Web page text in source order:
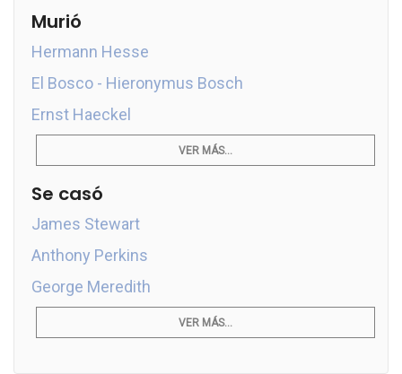
Murió
Hermann Hesse
El Bosco - Hieronymus Bosch
Ernst Haeckel
VER MÁS...
Se casó
James Stewart
Anthony Perkins
George Meredith
VER MÁS...